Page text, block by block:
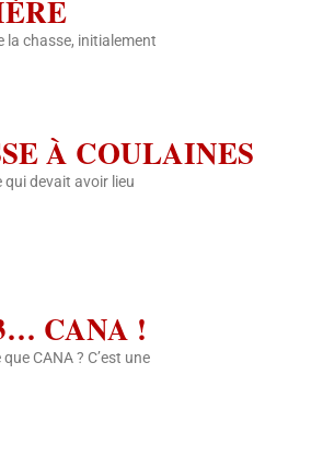
la chasse, initialement
À COULAINES
qui devait avoir lieu
CANA !
que CANA ? C’est une